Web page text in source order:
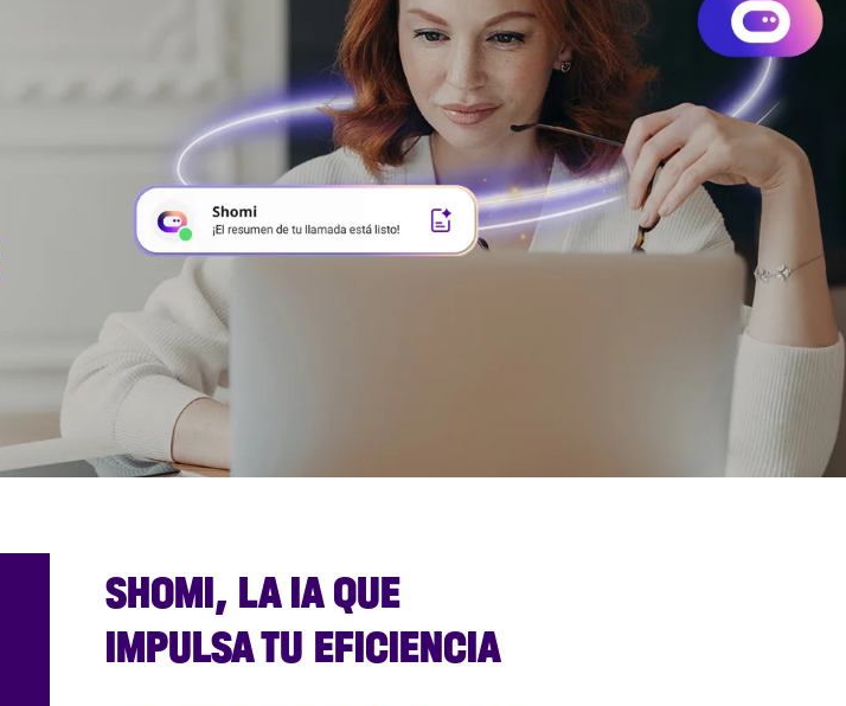
SHOMI, LA IA QUE
IMPULSA TU EFICIENCIA